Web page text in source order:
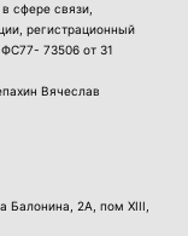
сфере связи,
регистрационный
73506 от 31
Вячеслав
Балонина, 2А, пом XIII,